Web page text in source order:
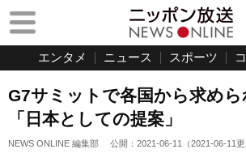
エンタメ ニュース スポーツ
G7サミットで各国から求め
「日本としての提案」
NEWS ONLINE 編集部 公開： 2021-06-11 （2021-06-11更